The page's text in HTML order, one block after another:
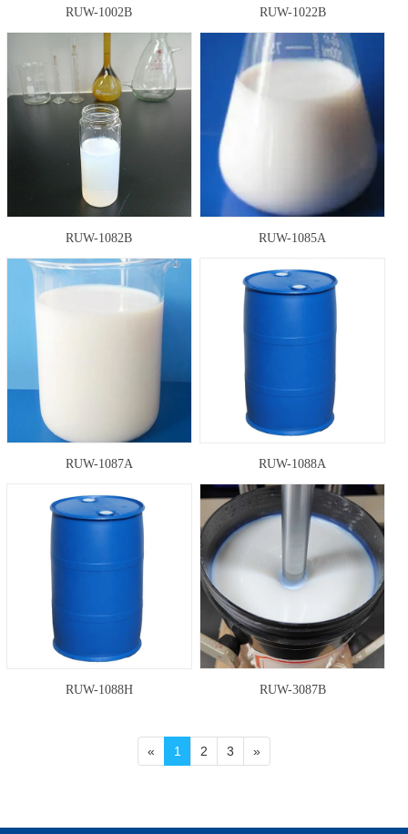
RUW-1002B RUW-1022B
RUW-1082B RUW-1085A
RUW-1087A RUW-1088A
RUW-1088H RUW-3087B
« 1 2 3 »